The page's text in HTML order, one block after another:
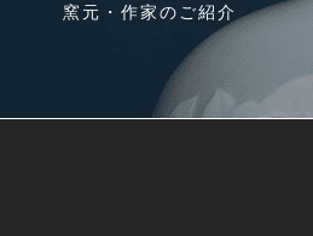
窯元・作家のご紹介